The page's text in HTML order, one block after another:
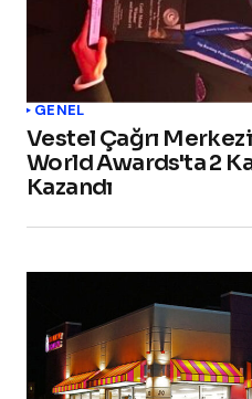
GENEL
Vestel Çağrı
World Awards'ta 2
Kazandı